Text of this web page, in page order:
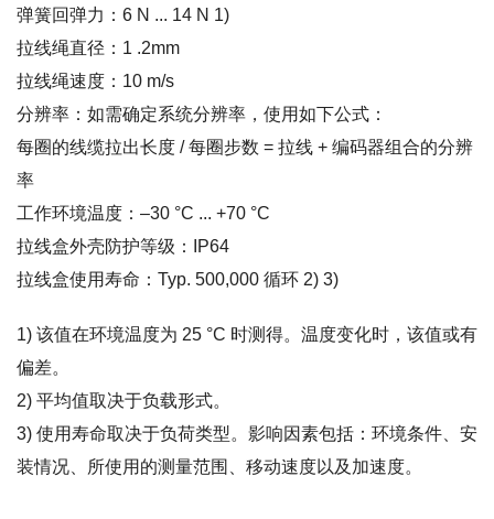
弹簧回弹力：6 N ... 14 N 1)
拉线绳直径：1 .2mm
拉线绳速度：10 m/s
分辨率：如需确定系统分辨率，使用如下公式：
每圈的线缆拉出长度 / 每圈步数 = 拉线 + 编码器组合的分辨
率
工作环境温度：–30 °C ... +70 °C
拉线盒外壳防护等级：IP64
拉线盒使用寿命：Typ. 500,000 循环 2) 3)
1) 该值在环境温度为 25 °C 时测得。温度变化时，该值或有
偏差。
2) 平均值取决于负载形式。
3) 使用寿命取决于负荷类型。影响因素包括：环境条件、安
装情况、所使用的测量范围、移动速度以及加速度。